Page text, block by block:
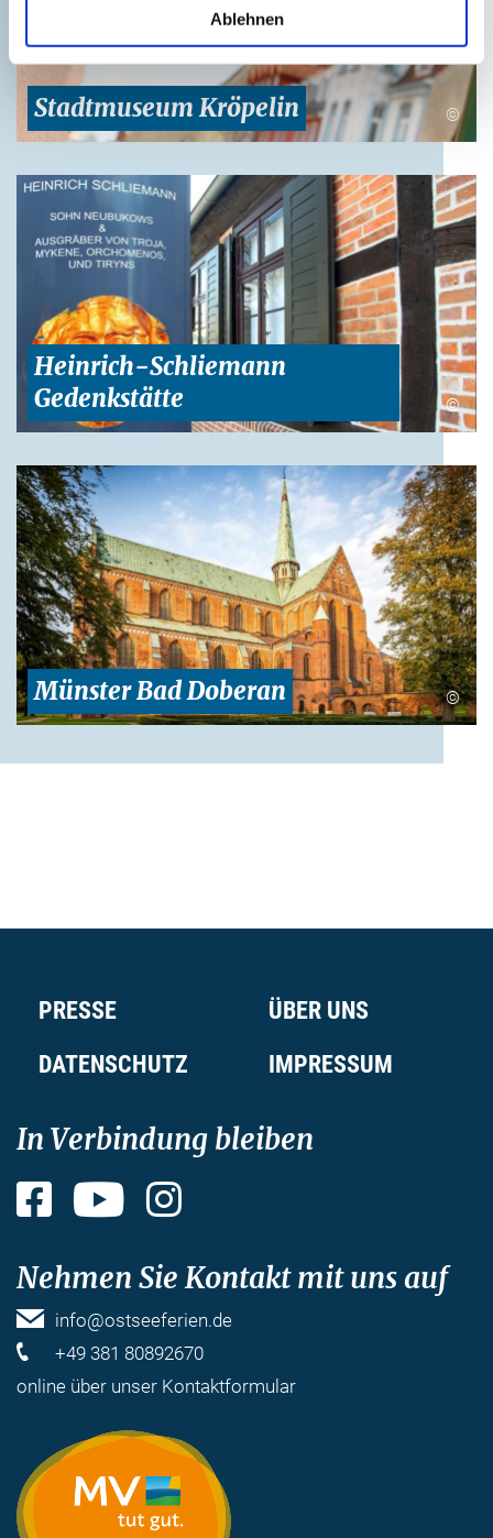
Ablehnen
Stadtmuseum Kröpelin ©
Heinrich-Schliemann
Gedenkstätte
©
Münster Bad Doberan ©
PRESSE
ÜBER UNS
DATENSCHUTZ
IMPRESSUM
In Verbindung bleiben
Facebook YouTube
Nehmen Sie Kontakt mit uns auf
info@ostseeferien.de
+49 381 80892670
online über unser Kontaktformular